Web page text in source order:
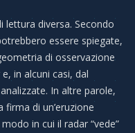
lettura diversa. Secondo
essere spiegate,
di osservazione
in alcuni casi, dal
In altre parole,
di un’eruzione
in cui il radar “vede”